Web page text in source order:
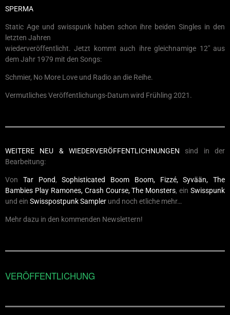
SPERMA
Static Age und swisspunk haben schon ihre beiden Singles in den
letzten Jahren
wiederveröffentlicht. Jetzt kommt auch ihre gleichnamige 12″ aus
dem Jahr 1979 mit den Songs:
Schmier, No More Love und Radio an die Reihe.
Vermutliches Veröffentlichungs-Datum wird Frühling 2021.
WEITERE NEU & WIEDERVERÖFFENTLICHNUNGEN sind in der
Bearbeitung:
Von Tar Pond,Sophisticated Boom Boom, Fizzé, Syvään, The
Bambies Play Ramones, Crash Course, The Monsters, ein Swisspunk
und ein Swisspostpunk Sampler und noch etliche mehr…
Mehr dazu in den kommenden Newslettern!
VERÖFFENTLICHUNG